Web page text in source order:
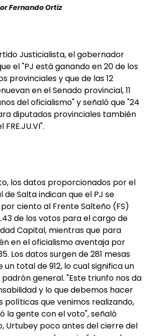
Fernando Ortiz
Justicialista, el gobernador
el "PJ está ganando en 20 de los
provinciales y que de las 12
en el Senado provincial, 11
del oficialismo" y señaló que "24
diputados provinciales también
los datos proporcionados por el
de Salta indican que el PJ se
ciento al Frente Salteño (FS)
de los votos para el cargo de
Capital, mientras que para
en el oficialismo aventaja por
Los datos surgen de 281 mesas
total de 912, lo cual significa un
general. "Este triunfo nos da
y lo que debemos hacer
políticas que venimos realizando,
la gente con el voto", señaló
Urtubey poco antes del cierre del